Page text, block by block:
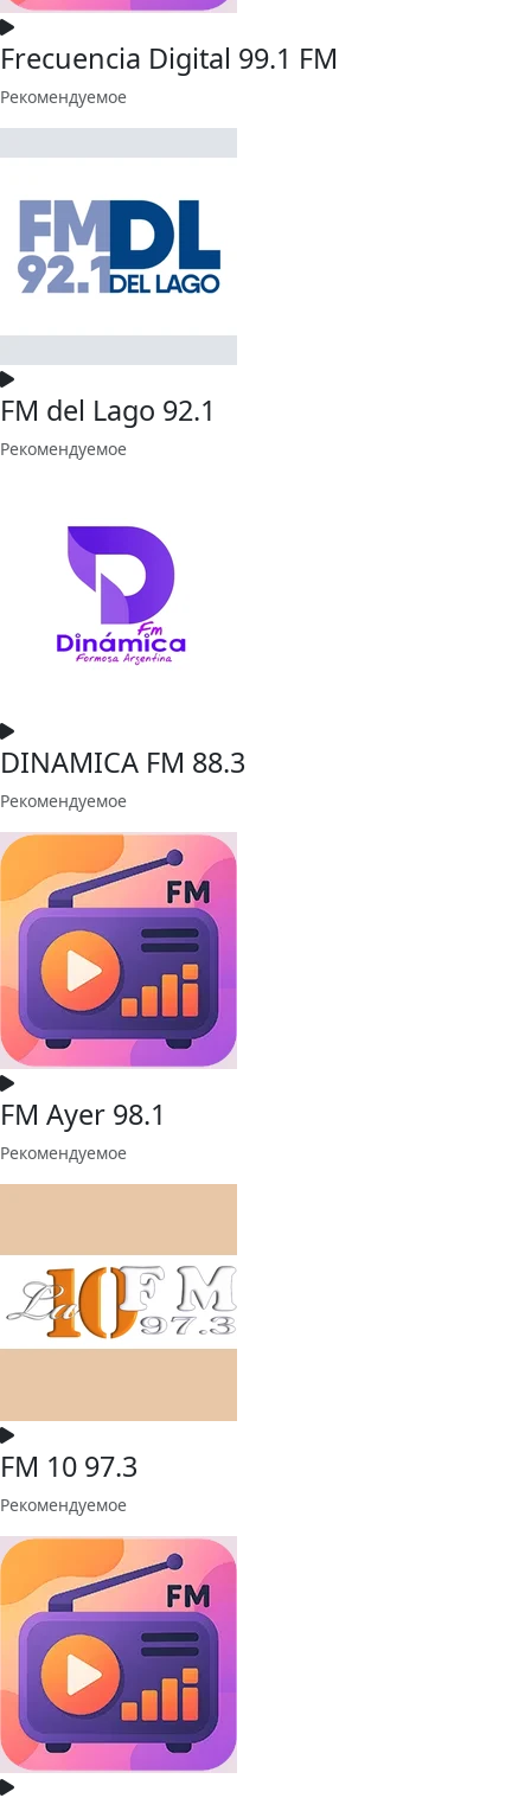
Frecuencia Digital 99.1 FM
Рекомендуемое
FM del Lago 92.1
Рекомендуемое
DINAMICA FM 88.3
Рекомендуемое
FM Ayer 98.1
Рекомендуемое
FM 10 97.3
Рекомендуемое